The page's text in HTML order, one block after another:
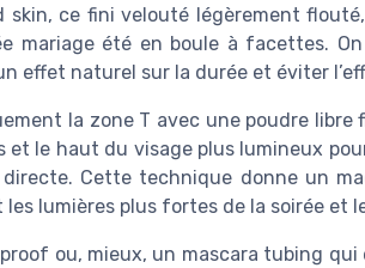
ce fini velouté légèrement
mariage été en boule à facettes.
effet naturel sur la durée et éviter
la zone T avec une poudre libre
le haut du visage plus lumineux
Cette technique donne un
lumières plus fortes de la soirée et
ou, mieux, un mascara tubing qui